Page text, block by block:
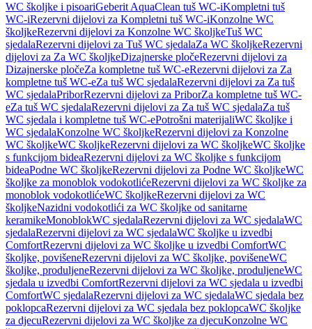
WC školjke i pisoariGeberit AquaClean tuš WC-iKompletni tuš
WC-iRezervni dijelovi za Kompletni tuš WC-iKonzolne WC
školjkeRezervni dijelovi za Konzolne WC školjkeTuš WC
sjedalaRezervni dijelovi za Tuš WC sjedalaZa WC školjkeRezervni
dijelovi za Za WC školjkeDizajnerske pločeRezervni dijelovi za
Dizajnerske pločeZa kompletne tuš WC-eRezervni dijelovi za Za
kompletne tuš WC-eZa tuš WC sjedalaRezervni dijelovi za Za tuš
WC sjedalaPriborRezervni dijelovi za PriborZa kompletne tuš WC-
eZa tuš WC sjedalaRezervni dijelovi za Za tuš WC sjedalaZa tuš
WC sjedala i kompletne tuš WC-ePotrošni materijaliWC školjke i
WC sjedalaKonzolne WC školjkeRezervni dijelovi za Konzolne
WC školjkeWC školjkeRezervni dijelovi za WC školjkeWC školjke
s funkcijom bideaRezervni dijelovi za WC školjke s funkcijom
bideaPodne WC školjkeRezervni dijelovi za Podne WC školjkeWC
školjke za monoblok vodokotlićeRezervni dijelovi za WC školjke za
monoblok vodokotlićeWC školjkeRezervni dijelovi za WC
školjkeNazidni vodokotlići za WC školjke od sanitarne
keramikeMonoblokWC sjedalaRezervni dijelovi za WC sjedalaWC
sjedalaRezervni dijelovi za WC sjedalaWC školjke u izvedbi
ComfortRezervni dijelovi za WC školjke u izvedbi ComfortWC
školjke, povišeneRezervni dijelovi za WC školjke, povišeneWC
školjke, produljeneRezervni dijelovi za WC školjke, produljeneWC
sjedala u izvedbi ComfortRezervni dijelovi za WC sjedala u izvedbi
ComfortWC sjedalaRezervni dijelovi za WC sjedalaWC sjedala bez
poklopcaRezervni dijelovi za WC sjedala bez poklopcaWC školjke
za djecuRezervni dijelovi za WC školjke za djecuKonzolne WC